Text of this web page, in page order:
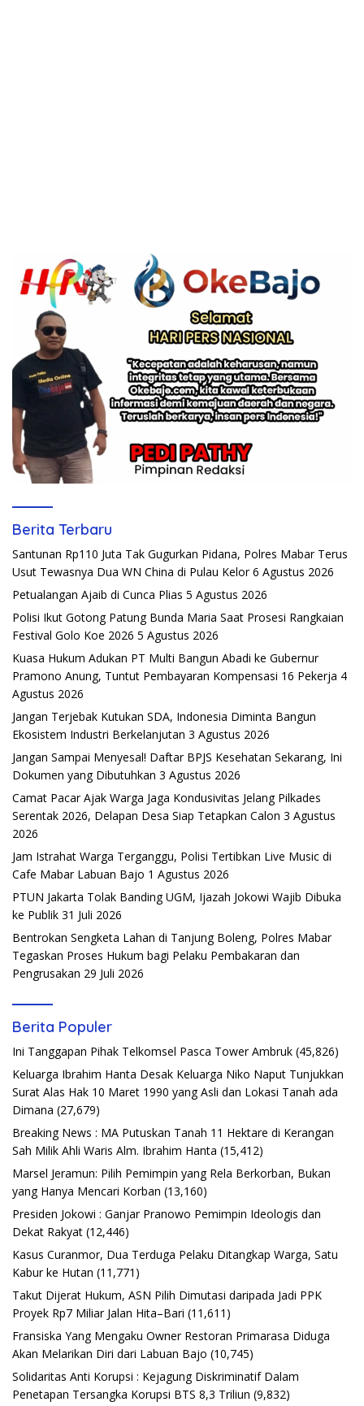
Berita Terbaru
Santunan Rp110 Juta Tak Gugurkan Pidana, Polres Mabar Terus
Usut Tewasnya Dua WN China di Pulau Kelor 6 Agustus 2026
Petualangan Ajaib di Cunca Plias 5 Agustus 2026
Polisi Ikut Gotong Patung Bunda Maria Saat Prosesi Rangkaian
Festival Golo Koe 2026 5 Agustus 2026
Kuasa Hukum Adukan PT Multi Bangun Abadi ke Gubernur
Pramono Anung, Tuntut Pembayaran Kompensasi 16 Pekerja 4
Agustus 2026
Jangan Terjebak Kutukan SDA, Indonesia Diminta Bangun
Ekosistem Industri Berkelanjutan 3 Agustus 2026
Jangan Sampai Menyesal! Daftar BPJS Kesehatan Sekarang, Ini
Dokumen yang Dibutuhkan 3 Agustus 2026
Camat Pacar Ajak Warga Jaga Kondusivitas Jelang Pilkades
Serentak 2026, Delapan Desa Siap Tetapkan Calon 3 Agustus
2026
Jam Istrahat Warga Terganggu, Polisi Tertibkan Live Music di
Cafe Mabar Labuan Bajo 1 Agustus 2026
PTUN Jakarta Tolak Banding UGM, Ijazah Jokowi Wajib Dibuka
ke Publik 31 Juli 2026
Bentrokan Sengketa Lahan di Tanjung Boleng, Polres Mabar
Tegaskan Proses Hukum bagi Pelaku Pembakaran dan
Pengrusakan 29 Juli 2026
Berita Populer
Ini Tanggapan Pihak Telkomsel Pasca Tower Ambruk (45,826)
Keluarga Ibrahim Hanta Desak Keluarga Niko Naput Tunjukkan
Surat Alas Hak 10 Maret 1990 yang Asli dan Lokasi Tanah ada
Dimana (27,679)
Breaking News : MA Putuskan Tanah 11 Hektare di Kerangan
Sah Milik Ahli Waris Alm. Ibrahim Hanta (15,412)
Marsel Jeramun: Pilih Pemimpin yang Rela Berkorban, Bukan
yang Hanya Mencari Korban (13,160)
Presiden Jokowi : Ganjar Pranowo Pemimpin Ideologis dan
Dekat Rakyat (12,446)
Kasus Curanmor, Dua Terduga Pelaku Ditangkap Warga, Satu
Kabur ke Hutan (11,771)
Takut Dijerat Hukum, ASN Pilih Dimutasi daripada Jadi PPK
Proyek Rp7 Miliar Jalan Hita–Bari (11,611)
Fransiska Yang Mengaku Owner Restoran Primarasa Diduga
Akan Melarikan Diri dari Labuan Bajo (10,745)
Solidaritas Anti Korupsi : Kejagung Diskriminatif Dalam
Penetapan Tersangka Korupsi BTS 8,3 Triliun (9,832)